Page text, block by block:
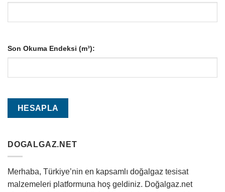
Son Okuma Endeksi (m³):
DOGALGAZ.NET
Merhaba, Türkiye’nin en kapsamlı doğalgaz tesisat
malzemeleri platformuna hoş geldiniz. Doğalgaz.net